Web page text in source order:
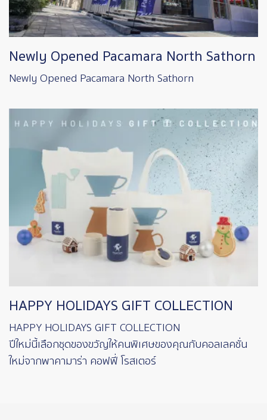
Newly Opened Pacamara North Sathorn
Newly Opened Pacamara North Sathorn
HAPPY HOLIDAYS GIFT COLLECTION
HAPPY HOLIDAYS GIFT COLLECTION
ปีใหม่นี้เลือกชุดของขวัญให้คนพิเศษของคุณกับคอลเลคชั่น
ใหม่จากพาคามาร่า คอฟฟี่ โรสเตอร์